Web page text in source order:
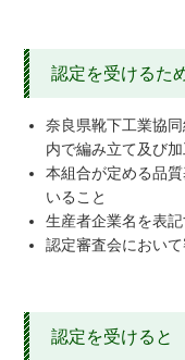
認定を受けるた
奈良県靴下工業協
内で編み立て及び
本組合が定める品
いること
生産者企業名を表記
認定審査会におい
認定を受けると